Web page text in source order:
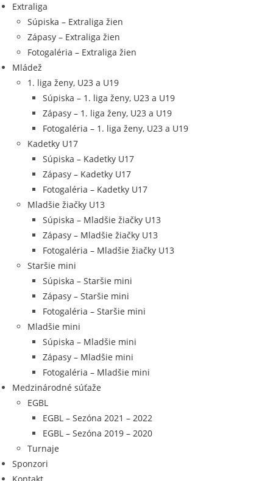
Extraliga
Súpiska – Extraliga žien
Zápasy – Extraliga žien
Fotogaléria – Extraliga žien
Mládež
1. liga ženy, U23 a U19
Súpiska – 1. liga ženy, U23 a U19
Zápasy – 1. liga ženy, U23 a U19
Fotogaléria – 1. liga ženy, U23 a U19
Kadetky U17
Súpiska – Kadetky U17
Zápasy – Kadetky U17
Fotogaléria – Kadetky U17
Mladšie žiačky U13
Súpiska – Mladšie žiačky U13
Zápasy – Mladšie žiačky U13
Fotogaléria – Mladšie žiačky U13
Staršie mini
Súpiska – Staršie mini
Zápasy – Staršie mini
Fotogaléria – Staršie mini
Mladšie mini
Súpiska – Mladšie mini
Zápasy – Mladšie mini
Fotogaléria – Mladšie mini
Medzinárodné súťaže
EGBL
EGBL – Sezóna 2021 – 2022
EGBL – Sezóna 2019 – 2020
Turnaje
Sponzori